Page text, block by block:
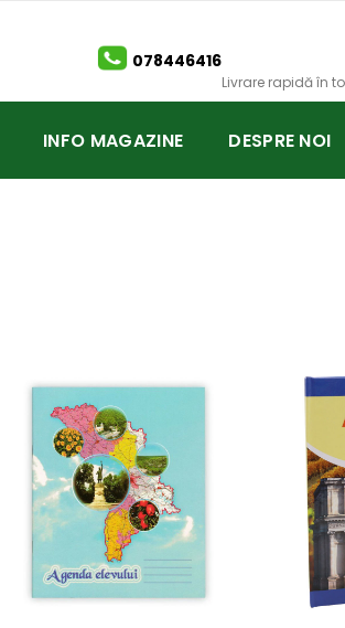
078446416
Livrare rapidă în
INFO MAGAZINE DESPRE NOI